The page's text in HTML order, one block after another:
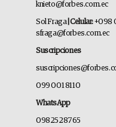
knieto@forbes.com.ec
Sol Fraga| Celular:+098
sfraga@forbes.com.ec
Suscripciones
099 001 8110
WhatsApp
0982528765